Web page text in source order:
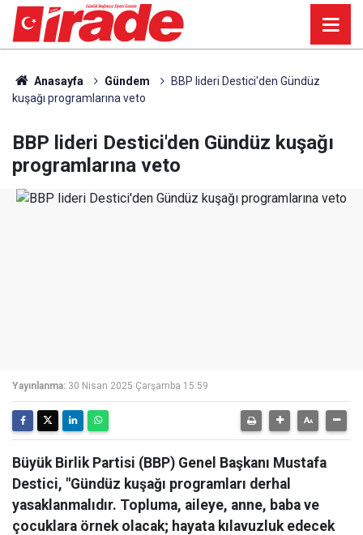
Anasayfa Gündem
BBP lideri Destici'den Gündüz
kuşağı programlarına veto
BBP lideri Destici'den Gündüz kuşağı
programlarına veto
Yayınlanma: 30 Nisan 2025 Çarşamba 15:59
Büyük Birlik Partisi (BBP) Genel Başkanı Mustafa
Destici, "Gündüz kuşağı programları derhal
yasaklanmalıdır. Topluma, aileye, anne, baba ve
çocuklara örnek olacak; hayata kılavuzluk edecek